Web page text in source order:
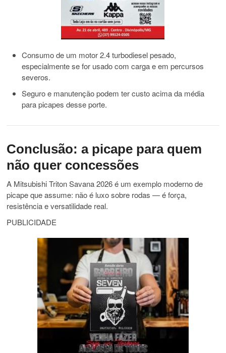
Consumo de um motor 2.4 turbodiesel pesado,
especialmente se for usado com carga e em percursos
severos.
Seguro e manutenção podem ter custo acima da média
para picapes desse porte.
Conclusão: a picape para quem
não quer concessões
A Mitsubishi Triton Savana 2026 é um exemplo moderno de
picape que assume: não é luxo sobre rodas — é força,
resistência e versatilidade real.
PUBLICIDADE